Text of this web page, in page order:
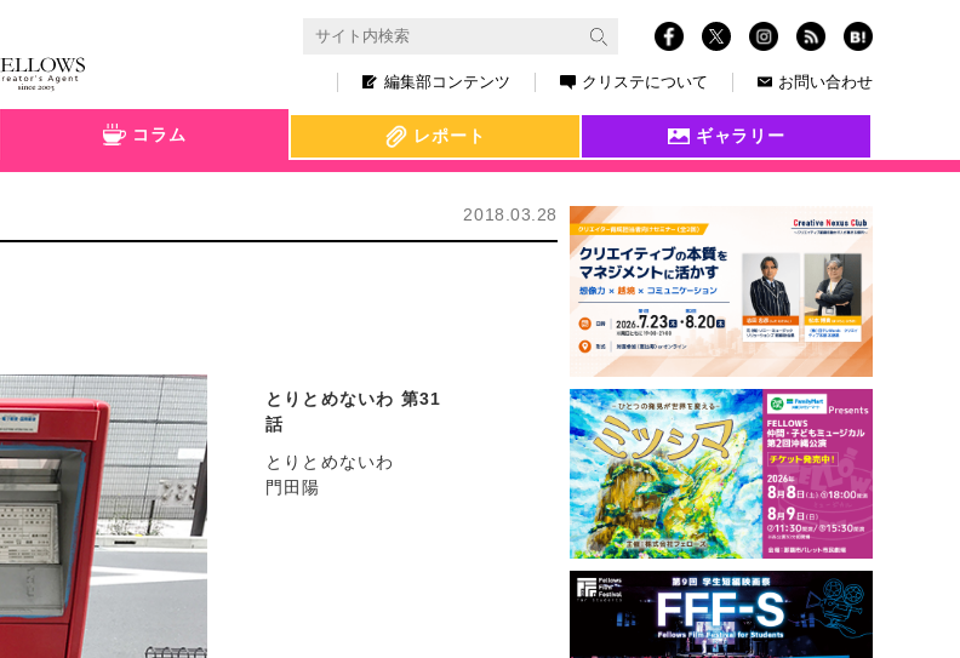
編集部コンテンツ クリステについて お問い合わせ
コラム レポート ギャラリー
2018.03.28
とりとめないわ 第31
話
とりとめないわ
門田陽